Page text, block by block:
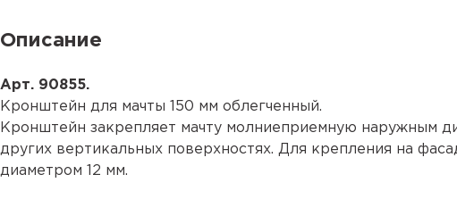
Описание
Арт. 90855.
Кронштейн для мачты 150 мм облегченный.
Кронштейн закрепляет мачту молниеприемную наружным
других вертикальных поверхностях. Для крепления на
диаметром 12 мм.